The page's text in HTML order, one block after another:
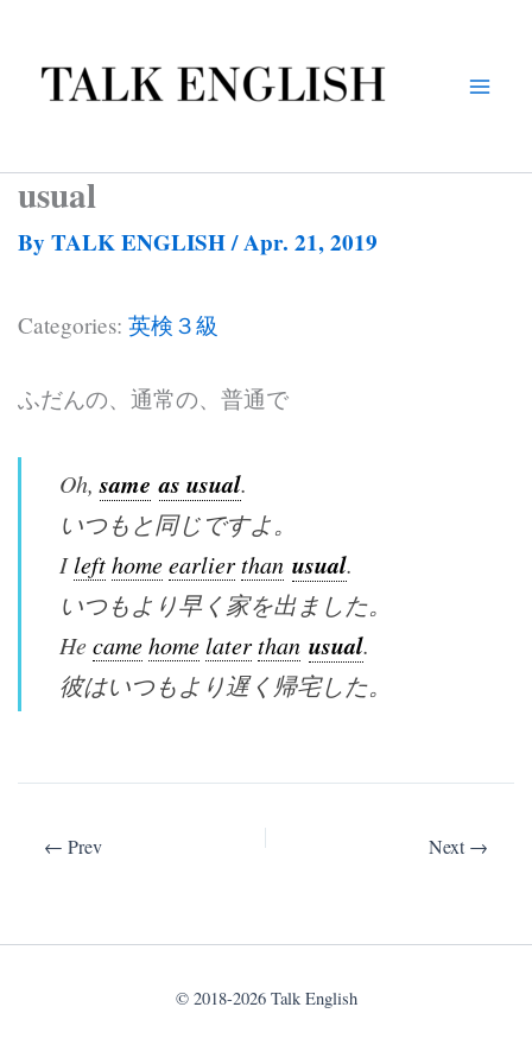
content
usual
By TALK ENGLISH/Apr. 21, 2019
Categories: 英検３級
ふだんの、通常の、普通で
Oh,same as usual.
いつもと同じですよ。
Ileft home earlier than usual.
いつもより早く家を出ました。
Hecame home later than usual.
彼はいつもより遅く帰宅した。
© 2018-2026 Talk English